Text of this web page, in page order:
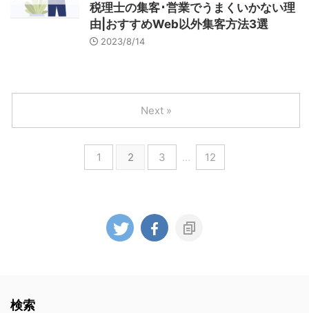
税理士の集客･営業でうまくいかない理
由|おすすめWeb以外集客方法3選
2023/8/14
1 2 3 … 12
Next »
検索